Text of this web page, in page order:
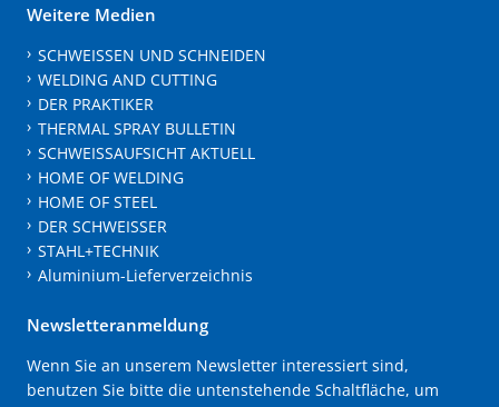
Weitere Medien
SCHWEISSEN UND SCHNEIDEN
WELDING AND CUTTING
DER PRAKTIKER
THERMAL SPRAY BULLETIN
SCHWEISSAUFSICHT AKTUELL
HOME OF WELDING
HOME OF STEEL
DER SCHWEISSER
STAHL+TECHNIK
Aluminium-Lieferverzeichnis
Newsletteranmeldung
Wenn Sie an unserem Newsletter interessiert sind,
benutzen Sie bitte die untenstehende Schaltfläche, um